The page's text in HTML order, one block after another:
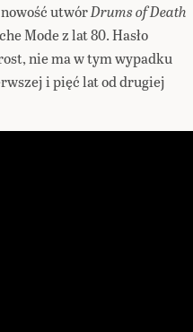
utwórDrums of Death
Mode z lat 80. Hasło
nie ma w tym wypadku
i pięć lat od drugiej